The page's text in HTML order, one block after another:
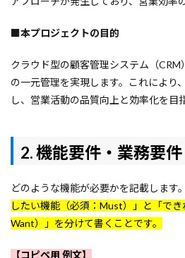
■本プロジェクトの目的
クラウド型の顧客管理システム（
の一元管理を実現します。これにより
し、営業活動の品質向上と効率化を目
2. 機能要件・業務要件
どのような機能が必要かを記載します
したい機能（必須：Must）」と「でき
Want）」を分けて書くことです。
【コピペ用 例文】